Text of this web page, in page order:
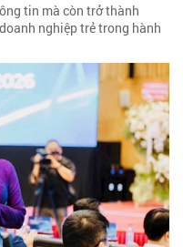
tin mà còn trở thành
nghiệp trẻ trong hành